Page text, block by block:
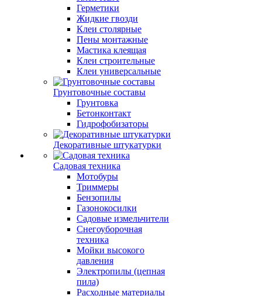
Герметики
Жидкие гвозди
Клеи столярные
Пены монтажные
Мастика клеящая
Клеи строительные
Клеи универсальные
Грунтовочные составы
Грунтовка
Бетонконтакт
Гидрофобизаторы
Декоративные штукатурки
Садовая техника
Мотобуры
Триммеры
Бензопилы
Газонокосилки
Садовые измельчители
Снегоуборочная
техника
Мойки высокого
давления
Электропилы (цепная
пила)
Расходные материалы